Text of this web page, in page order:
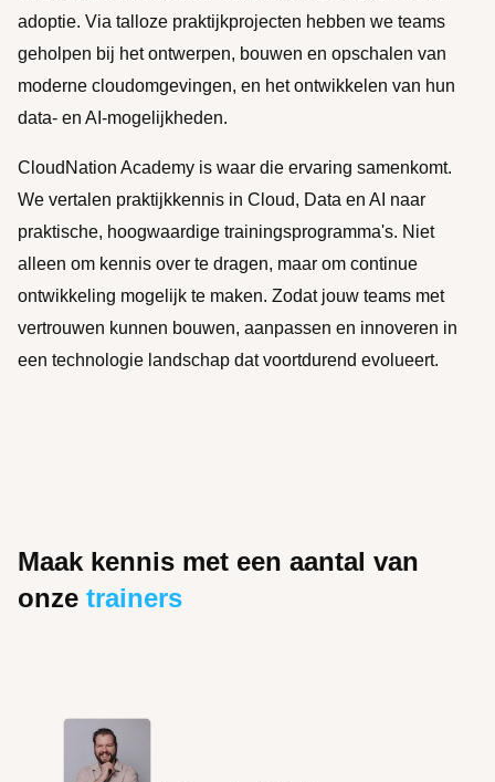
adoptie. Via talloze praktijkprojecten hebben we teams
geholpen bij het ontwerpen, bouwen en opschalen van
moderne cloudomgevingen, en het ontwikkelen van hun
data- en AI-mogelijkheden.
CloudNation Academy is waar die ervaring samenkomt.
We vertalen praktijkkennis in Cloud, Data en AI naar
praktische, hoogwaardige trainingsprogramma's. Niet
alleen om kennis over te dragen, maar om continue
ontwikkeling mogelijk te maken. Zodat jouw teams met
vertrouwen kunnen bouwen, aanpassen en innoveren in
een technologie landschap dat voortdurend evolueert.
Maak kennis met een aantal van
onze trainers